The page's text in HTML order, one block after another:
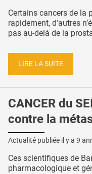
Certains cancers de la
rapidement, d'autres
pas au-delà de la
LIRE LA SUITE
CANCER du
contre la
Actualité publiée il y a 9
Ces scientifiques de
pharmacologique et